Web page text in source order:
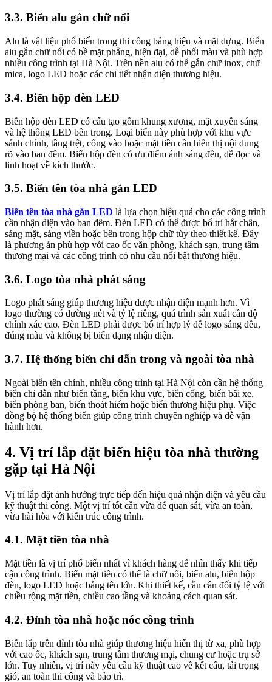
3.3. Biển alu gắn chữ nổi
Alu là vật liệu phổ biến trong thi công bảng hiệu và mặt dựng. Biển
alu gắn chữ nổi có bề mặt phẳng, hiện đại, dễ phối màu và phù hợp
nhiều công trình tại Hà Nội. Trên nền alu có thể gắn chữ inox, chữ
mica, logo LED hoặc các chi tiết nhận diện thương hiệu.
3.4. Biển hộp đèn LED
Biển hộp đèn LED có cấu tạo gồm khung xương, mặt xuyên sáng
và hệ thống LED bên trong. Loại biển này phù hợp với khu vực
sảnh chính, tầng trệt, cổng vào hoặc mặt tiền cần hiển thị nội dung
rõ vào ban đêm. Biển hộp đèn có ưu điểm ánh sáng đều, dễ đọc và
linh hoạt về kích thước.
3.5. Biển tên tòa nhà gắn LED
Biển tên tòa nhà gắn LED là lựa chọn hiệu quả cho các công trình
cần nhận diện vào ban đêm. Đèn LED có thể được bố trí hắt chân,
sáng mặt, sáng viền hoặc bên trong hộp chữ tùy theo thiết kế. Đây
là phương án phù hợp với cao ốc văn phòng, khách sạn, trung tâm
thương mại và các công trình có nhu cầu nổi bật thương hiệu.
3.6. Logo tòa nhà phát sáng
Logo phát sáng giúp thương hiệu được nhận diện mạnh hơn. Vì
logo thường có đường nét và tỷ lệ riêng, quá trình sản xuất cần độ
chính xác cao. Đèn LED phải được bố trí hợp lý để logo sáng đều,
đúng màu và không bị biến dạng nhận diện.
3.7. Hệ thống biển chỉ dẫn trong và ngoài tòa nhà
Ngoài biển tên chính, nhiều công trình tại Hà Nội còn cần hệ thống
biển chỉ dẫn như biển tầng, biển khu vực, biển cổng, biển bãi xe,
biển phòng ban, biển thoát hiểm hoặc biển thương hiệu phụ. Việc
đồng bộ hệ thống biển giúp công trình chuyên nghiệp và dễ vận
hành hơn.
4. Vị trí lắp đặt biển hiệu tòa nhà thường
gặp tại Hà Nội
Vị trí lắp đặt ảnh hưởng trực tiếp đến hiệu quả nhận diện và yêu cầu
kỹ thuật thi công. Một vị trí tốt cần vừa dễ quan sát, vừa an toàn,
vừa hài hòa với kiến trúc công trình.
4.1. Mặt tiền tòa nhà
Mặt tiền là vị trí phổ biến nhất vì khách hàng dễ nhìn thấy khi tiếp
cận công trình. Biển mặt tiền có thể là chữ nổi, biển alu, biển hộp
đèn, logo LED hoặc bảng tên lớn. Khi thiết kế, cần cân đối tỷ lệ với
chiều rộng mặt tiền, chiều cao tầng và khoảng cách quan sát.
4.2. Đỉnh tòa nhà hoặc nóc công trình
Biển lắp trên đỉnh tòa nhà giúp thương hiệu hiển thị từ xa, phù hợp
với cao ốc, khách sạn, trung tâm thương mại, chung cư hoặc trụ sở
lớn. Tuy nhiên, vị trí này yêu cầu kỹ thuật cao về kết cấu, tải trọng
gió, an toàn thi công và bảo trì.